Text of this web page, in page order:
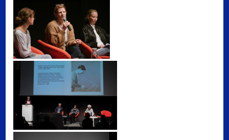
'Modernismus situieren, künstlerische Strategien, Kontexte und
Kunstsammlung und Archiv, Universität für angewandte Kunst Wien, Foto: Lea Sonderegger
Julie M. Johnson (The University of Texas, San Antonio)